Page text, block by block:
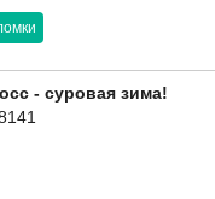
- суровая зима!